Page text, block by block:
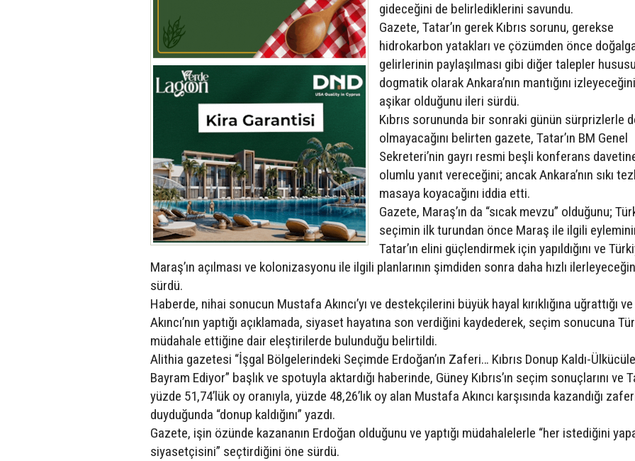
gideceğini de belirlediklerini savundu.
Gazete, Tatar’ın gerek Kıbrıs sorunu, gerekse
hidrokarbon yatakları ve çözümden önce
gelirlerinin paylaşılması gibi diğer talepler
dogmatik olarak Ankara’nın mantığını
aşikar olduğunu ileri sürdü.
Kıbrıs sorununda bir sonraki günün sürprizlerle
olmayacağını belirten gazete, Tatar’ın BM Genel
Sekreteri’nin gayrı resmi beşli konferans
olumlu yanıt vereceğini; ancak Ankara’nın sıkı
masaya koyacağını iddia etti.
Gazete, Maraş’ın da “sıcak mevzu” olduğunu;
seçimin ilk turundan önce Maraş ile ilgili
Tatar’ın elini güçlendirmek için yapıldığını ve
Maraş’ın açılması ve kolonizasyonu ile ilgili planlarının şimdiden sonra daha hızlı
sürdü.
Haberde, nihai sonucun Mustafa Akıncı’yı ve destekçilerini büyük hayal kırıklığına uğrattığı ve
Akıncı’nın yaptığı açıklamada, siyaset hayatına son verdiğini kaydederek, seçim sonucuna
müdahale ettiğine dair eleştirilerde bulunduğu belirtildi.
Alithia gazetesi “İşgal Bölgelerindeki Seçimde Erdoğan’ın Zaferi… Kıbrıs Donup Kaldı-
Bayram Ediyor” başlık ve spotuyla aktardığı haberinde, Güney Kıbrıs’ın seçim sonuçlarını ve
yüzde 51,74’lük oy oranıyla, yüzde 48,26’lık oy alan Mustafa Akıncı karşısında kazandığı
duyduğunda “donup kaldığını” yazdı.
Gazete, işin özünde kazananın Erdoğan olduğunu ve yaptığı müdahalelerle “her istediğini
siyasetçisini” seçtirdiğini öne sürdü.